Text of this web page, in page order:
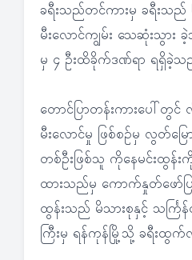
ခရီးသည်တင်ကားမှ ခရီးသည်
မီးလောင်ကျွမ်း သေဆုံးသွာ
မှ ၄ ဦးထိခိုက်ဒဏ်ရာ ရရှိခဲ့သ
တောင်ပြာတန်းကားပေါ်တွင်
မီးလောင်မှု ဖြစ်စဉ်မှ လွတ်မ
တစ်ဦးဖြစ်သူ ကိုနေမင်းထွန်းကို
ထားသည်မှ ကောက်နှုတ်ဖော်ပ
ထွန်းသည် မိသားစုနှင့် သင်္ကြန်
ကြီးမှ ရန်ကုန်မြို့သို့ ခရီးထွက်လ